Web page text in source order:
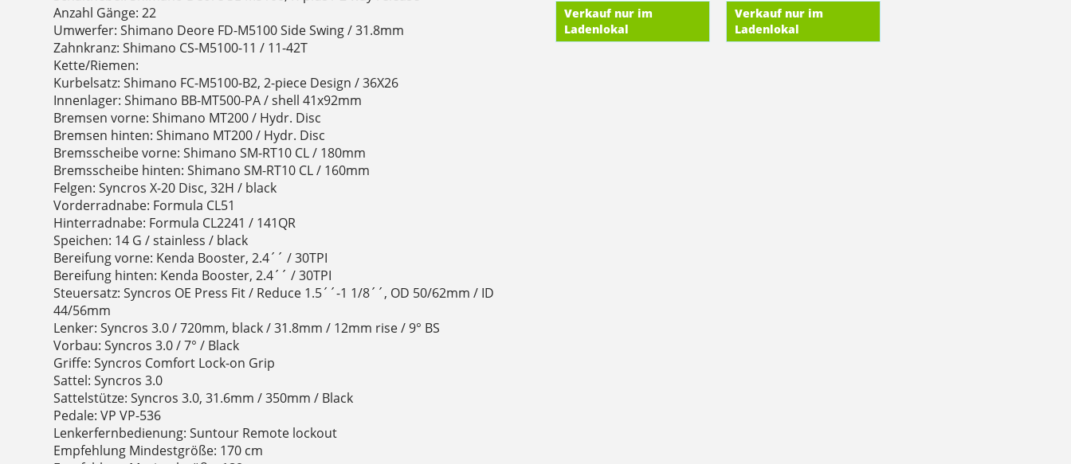
Anzahl Gänge: 22
Umwerfer: Shimano Deore FD-M5100 Side Swing / 31.8mm
Zahnkranz: Shimano CS-M5100-11 / 11-42T
Kette/Riemen:
Kurbelsatz: Shimano FC-M5100-B2, 2-piece Design / 36X26
Innenlager: Shimano BB-MT500-PA / shell 41x92mm
Bremsen vorne: Shimano MT200 / Hydr. Disc
Bremsen hinten: Shimano MT200 / Hydr. Disc
Bremsscheibe vorne: Shimano SM-RT10 CL / 180mm
Bremsscheibe hinten: Shimano SM-RT10 CL / 160mm
Felgen: Syncros X-20 Disc, 32H / black
Vorderradnabe: Formula CL51
Hinterradnabe: Formula CL2241 / 141QR
Speichen: 14 G / stainless / black
Bereifung vorne: Kenda Booster, 2.4´´ / 30TPI
Bereifung hinten: Kenda Booster, 2.4´´ / 30TPI
Steuersatz: Syncros OE Press Fit / Reduce 1.5´´-1 1/8´´, OD 50/62mm / ID
44/56mm
Lenker: Syncros 3.0 / 720mm, black / 31.8mm / 12mm rise / 9° BS
Vorbau: Syncros 3.0 / 7° / Black
Griffe: Syncros Comfort Lock-on Grip
Sattel: Syncros 3.0
Sattelstütze: Syncros 3.0, 31.6mm / 350mm / Black
Pedale: VP VP-536
Lenkerfernbedienung: Suntour Remote lockout
Empfehlung Mindestgröße: 170 cm
Verkauf nur im
Ladenlokal
Verkauf nur im
Ladenlokal